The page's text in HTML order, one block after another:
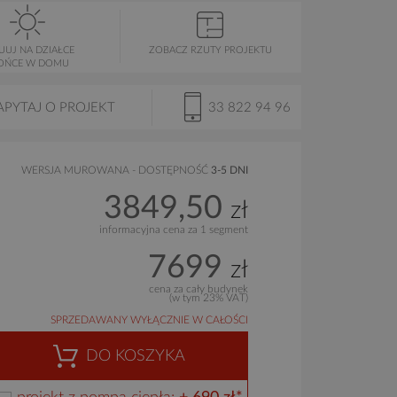
NA DZIAŁCE
W DOMU
ZOBACZ RZUTY PROJEKTU
O PROJEKT 33 822 94 96
WERSJA MUROWANA - DOSTĘPNOŚĆ 3-5 DNI
3849,50 zł
informacyjna cena za 1 segment
7699 zł
cena za cały budynek
(w tym 23% VAT)
SPRZEDAWANY WYŁĄCZNIE W CAŁOŚCI
DO KOSZYKA